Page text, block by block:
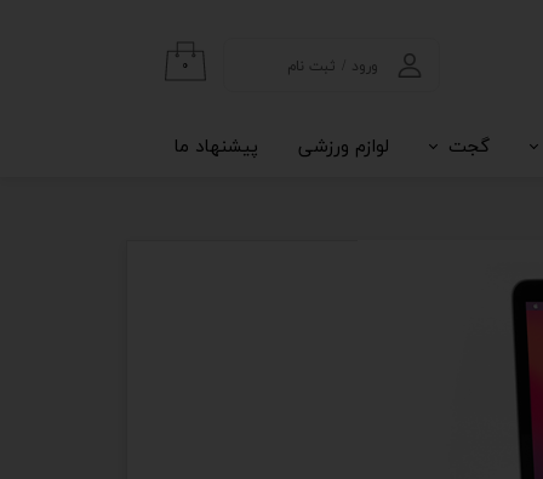
ورود ثبت نام
تغییر گذر واژه
۰
گجت لوازم ورزشی پیشنهاد ما